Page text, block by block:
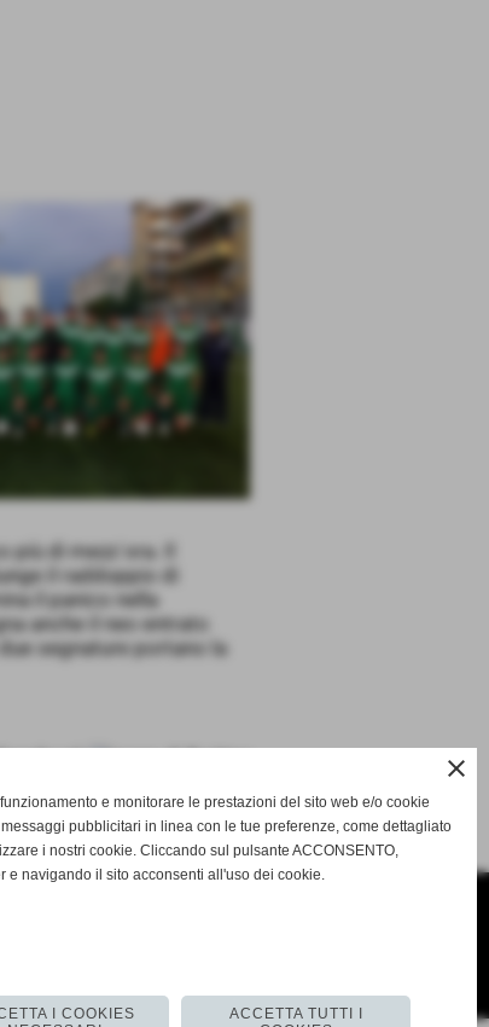
di mezz´ora. Il
il raddoppio di
il panico nella
anche il neo entrato
segnature portano la
SUCCESSIVO >>
close
e monitorare le prestazioni del sito web e/o cookie
pubblicitari in linea con le tue preferenze, come dettagliato
i nostri cookie. Cliccando sul pulsante ACCONSENTO,
navigando il sito acconsenti all'uso dei cookie.
I COOKIES
ACCETTA TUTTI I